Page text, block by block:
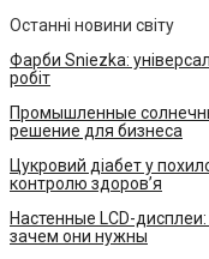
Останні новини світу
Фарби Sniezka:
робіт
Промышленные
решение для бизнеса
Цукровий діабет у
контролю здоров’я
Настенные LCD-
зачем они нужны